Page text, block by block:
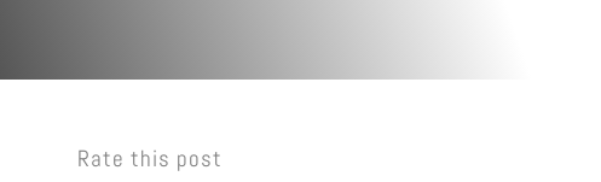
Rate this post